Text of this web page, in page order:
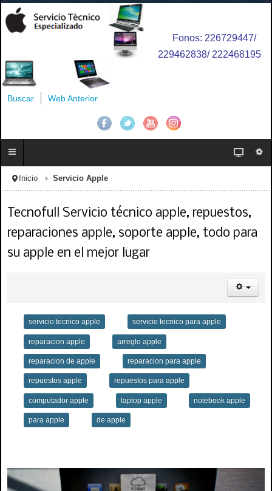
Fonos: 226729447/
229462838/ 222468195
Buscar Web Anterior
Inicio Servicio Apple
Tecnofull Servicio técnico apple, repuestos,
reparaciones apple, soporte apple, todo para
su apple en el mejor lugar
servicio tecnico apple servicio tecnico para apple
reparacion apple arreglo apple
reparacion de apple reparacion para apple
repuestos apple repuestos para apple
computador apple laptop apple notebook apple
para apple de apple